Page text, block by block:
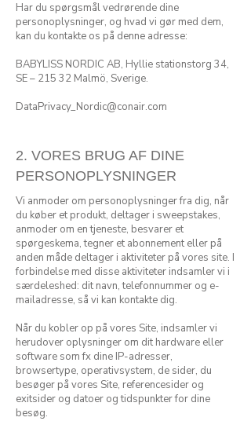
Har du spørgsmål vedrørende dine
personoplysninger, og hvad vi gør med dem,
kan du kontakte os på denne adresse:
BABYLISS NORDIC AB, Hyllie stationstorg 34,
SE – 215 32 Malmö, Sverige.
DataPrivacy_Nordic@conair.com
2. VORES BRUG AF DINE
PERSONOPLYSNINGER
Vi anmoder om personoplysninger fra dig, når
du køber et produkt, deltager i sweepstakes,
anmoder om en tjeneste, besvarer et
spørgeskema, tegner et abonnement eller på
anden måde deltager i aktiviteter på vores site. I
forbindelse med disse aktiviteter indsamler vi i
særdeleshed: dit navn, telefonnummer og e-
mailadresse, så vi kan kontakte dig.
Når du kobler op på vores Site, indsamler vi
herudover oplysninger om dit hardware eller
software som fx dine IP-adresser,
browsertype, operativsystem, de sider, du
besøger på vores Site, referencesider og
exitsider og datoer og tidspunkter for dine
besøg.